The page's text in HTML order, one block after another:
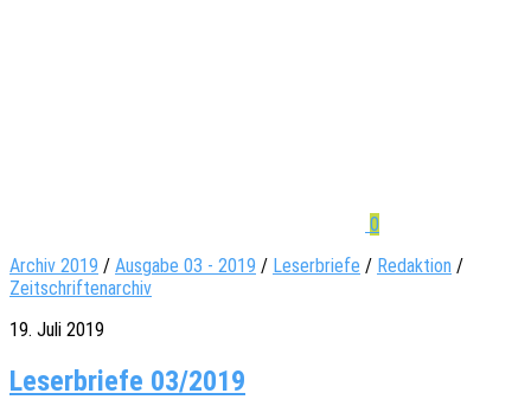
0
Archiv 2019 / Ausgabe 03 - 2019 / Leserbriefe / Redaktion /
Zeitschriftenarchiv
19. Juli 2019
Leserbriefe 03/2019